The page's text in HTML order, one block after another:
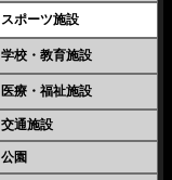
スポーツ施設
学校・教育施設
医療・福祉施設
交通施設
公園